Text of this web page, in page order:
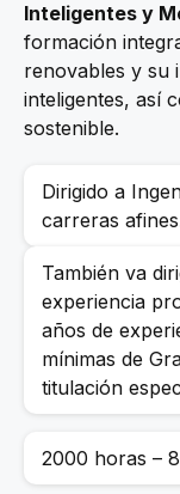
Inteligentes y
formación
renovables y su
inteligentes, así
sostenible.
Dirigido a
carreras
También va
experiencia
años de
mínimas de
titulación
2000 horas –